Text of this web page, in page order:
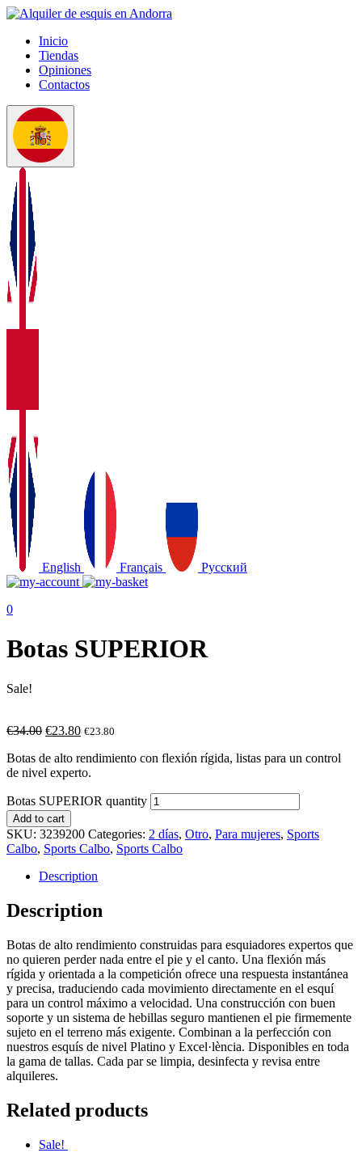
Inicio
Tiendas
Opiniones
Contactos
English Français Русский
0
Botas SUPERIOR
Sale!
€34.00 €23.80 €23.80
Botas de alto rendimiento con flexión rígida, listas para un control
de nivel experto.
Botas SUPERIOR quantity
Add to cart
SKU: 3239200 Categories: 2 días, Otro, Para mujeres, Sports
Calbo, Sports Calbo, Sports Calbo
Description
Description
Botas de alto rendimiento construidas para esquiadores expertos que
no quieren perder nada entre el pie y el canto. Una flexión más
rígida y orientada a la competición ofrece una respuesta instantánea
y precisa, traduciendo cada movimiento directamente en el esquí
para un control máximo a velocidad. Una construcción con buen
soporte y un sistema de hebillas seguro mantienen el pie firmemente
sujeto en el terreno más exigente. Combinan a la perfección con
nuestros esquís de nivel Platino y Excel·lència. Disponibles en toda
la gama de tallas. Cada par se limpia, desinfecta y revisa entre
alquileres.
Related products
Sale!